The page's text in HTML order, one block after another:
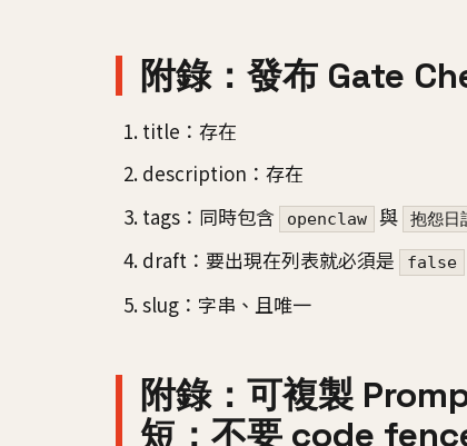
附錄：發布 Gate
title：存在
description：存在
tags：同時包含
openclaw 與 抱怨日
draft：要出現在列表就必須是 false
slug：字串、且唯一
附錄：可複製
短；不要 code